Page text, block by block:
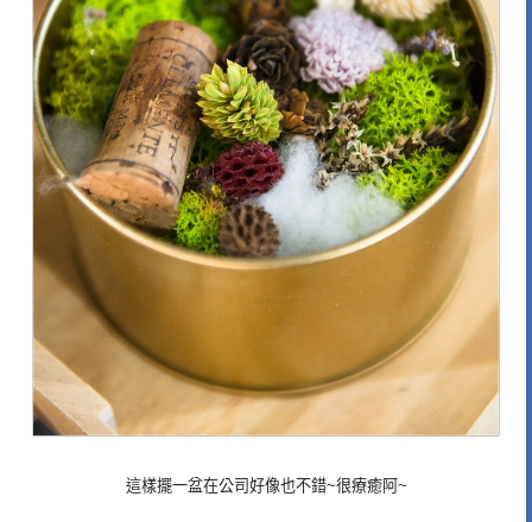
這樣擺一盆在公司好像也不錯~很療癒阿~